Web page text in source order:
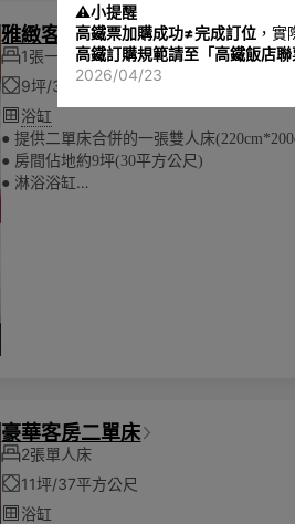
雅緻客房 - 一大床(二單床合併成
1張一大床(二單床合併成一大床)
9坪/30平方公尺
浴缸
● 提供二單床合併的一張雙人床
● 房間佔地約9坪(30平方公尺)
● 淋浴浴缸
豪華客房二單床
2張單人床
11坪/37平方公尺
浴缸
⚠️小提醒
高鐵票加購成功≠完成訂位 ，
高鐵訂購規範請至「高鐵飯店
2026/04/23